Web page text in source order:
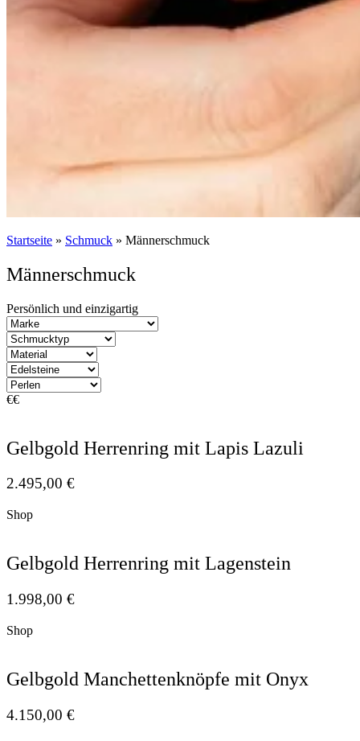
Startseite » Schmuck » Männerschmuck
Männerschmuck
Persönlich und einzigartig
€€
Gelbgold Herrenring mit Lapis Lazuli
2.495,00 €
Shop
Gelbgold Herrenring mit Lagenstein
1.998,00 €
Shop
Gelbgold Manchettenknöpfe mit Onyx
4.150,00 €